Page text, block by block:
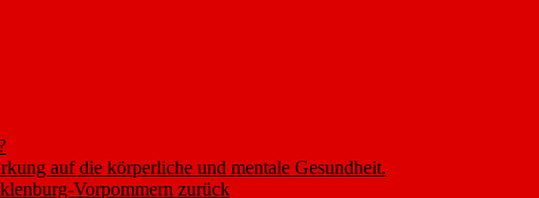
auf die körperliche und mentale Gesundheit.
Vorpommern zurück